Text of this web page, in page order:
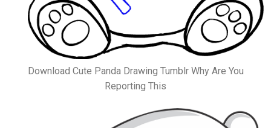
Download Cute Panda Drawing Tumblr Why Are You
Reporting This